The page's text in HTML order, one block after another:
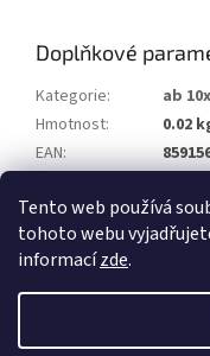
Tento web používá
tohoto webu
informacízde.
Doplňkové
Kategorie:
ab
Hmotnost:
0.02
EAN:
Závit : G 1/2"